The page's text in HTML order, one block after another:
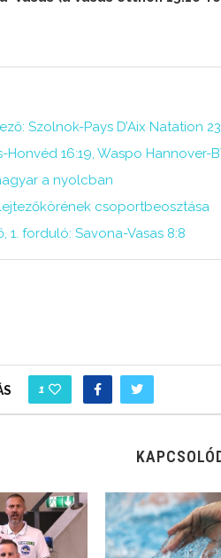
Szolnok-Pays D’Aix Natation
Honvéd 16:19, Waspo Hannover-
a nyolcban
csoportbeosztása
1. forduló: Savona-Vasas 8:8
1